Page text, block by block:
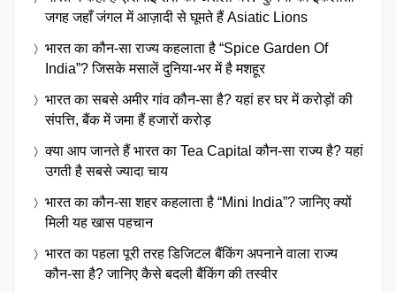
जगह जहाँ जंगल में आज़ादी से घूमते हैं Asiatic Lions
भारत का कौन-सा राज्य कहलाता है “Spice Garden Of
India”? जिसके मसालें दुनिया-भर में है मशहूर
भारत का सबसे अमीर गांव कौन-सा है? यहां हर घर में करोड़ों की
संपत्ति, बैंक में जमा हैं हजारों करोड़
क्या आप जानते हैं भारत का Tea Capital कौन-सा राज्य है? यहां
उगती है सबसे ज्यादा चाय
भारत का कौन-सा शहर कहलाता है “Mini India”? जानिए क्यों
मिली यह खास पहचान
भारत का पहला पूरी तरह डिजिटल बैंकिंग अपनाने वाला राज्य
कौन-सा है? जानिए कैसे बदली बैंकिंग की तस्वीर